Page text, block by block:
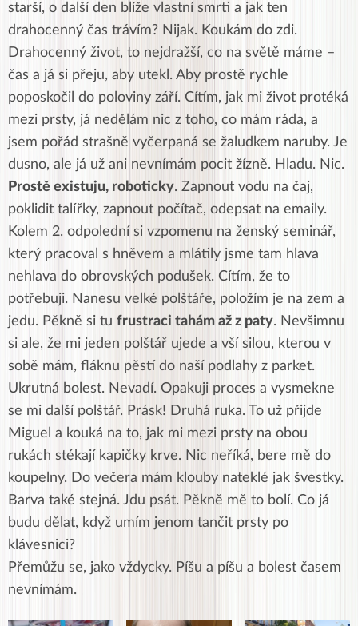
starší, o další den blíže vlastní smrti a jak ten
drahocenný čas trávím? Nijak. Koukám do zdi.
Drahocenný život, to nejdražší, co na světě máme –
čas a já si přeju, aby utekl. Aby prostě rychle
poposkočil do poloviny září. Cítím, jak mi život protéká
mezi prsty, já nedělám nic z toho, co mám ráda, a
jsem pořád strašně vyčerpaná se žaludkem naruby. Je
dusno, ale já už ani nevnímám pocit žízně. Hladu. Nic.
Prostě existuju, roboticky. Zapnout vodu na čaj,
poklidit talířky, zapnout počítač, odepsat na emaily.
Kolem 2. odpolední si vzpomenu na ženský seminář,
který pracoval s hněvem a mlátily jsme tam hlava
nehlava do obrovských podušek. Cítím, že to
potřebuji. Nanesu velké polštáře, položím je na zem a
jedu. Pěkně si tu frustraci tahám až z paty. Nevšimnu
si ale, že mi jeden polštář ujede a vší silou, kterou v
sobě mám, fláknu pěstí do naší podlahy z parket.
Ukrutná bolest. Nevadí. Opakuji proces a vysmekne
se mi další polštář. Prásk! Druhá ruka. To už přijde
Miguel a kouká na to, jak mi mezi prsty na obou
rukách stékají kapičky krve. Nic neříká, bere mě do
koupelny. Do večera mám klouby nateklé jak švestky.
Barva také stejná. Jdu psát. Pěkně mě to bolí. Co já
budu dělat, když umím jenom tančit prsty po
klávesnici?
Přemůžu se, jako vždycky. Píšu a píšu a bolest časem
nevnímám.